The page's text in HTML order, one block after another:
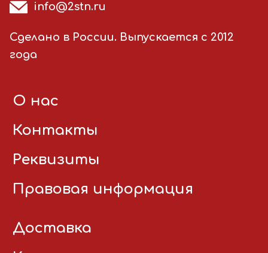
info@2stn.ru
Сделано в России. Выпускается с 2012
года
О нас
Контакты
Реквизиты
Правовая информация
Доставка